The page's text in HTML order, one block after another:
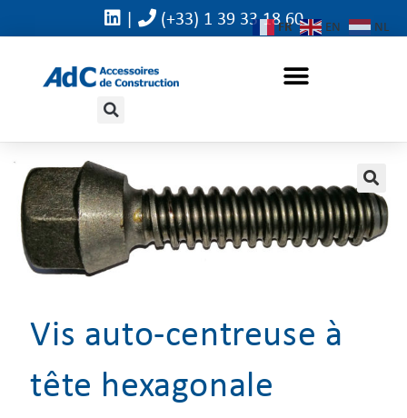
(+33) 1 39 33 18 60
🔍
Vis auto-centreuse à
tête hexagonale
FR EN NL